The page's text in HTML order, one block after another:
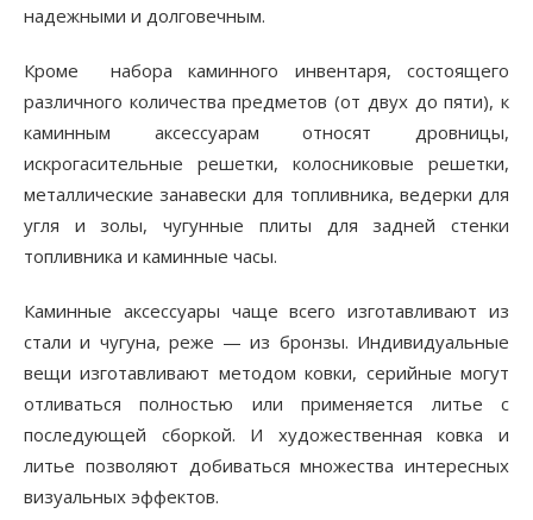
надежными и долговечным.
Кроме набора каминного инвентаря, состоящего
различного количества предметов (от двух до пяти), к
каминным аксессуарам относят дровницы,
искрогасительные решетки, колосниковые решетки,
металлические занавески для топливника, ведерки для
угля и золы, чугунные плиты для задней стенки
топливника и каминные часы.
Каминные аксессуары чаще всего изготавливают из
стали и чугуна, реже — из бронзы. Индивидуальные
вещи изготавливают методом ковки, серийные могут
отливаться полностью или применяется литье с
последующей сборкой. И художественная ковка и
литье позволяют добиваться множества интересных
визуальных эффектов.